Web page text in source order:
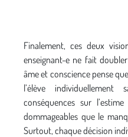
Finalement, ces deux
enseignant-e ne fait
âme et conscience pense
l’élève
conséquences sur
dommageables que le
Surtout, chaque décision